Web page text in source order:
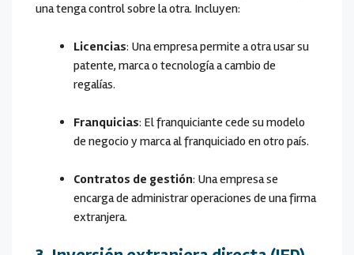
una tenga control sobre la otra. Incluyen:
Licencias: Una empresa permite a otra usar su
patente, marca o tecnología a cambio de
regalías.
Franquicias: El franquiciante cede su modelo
de negocio y marca al franquiciado en otro país.
Contratos de gestión: Una empresa se
encarga de administrar operaciones de una firma
extranjera.